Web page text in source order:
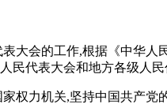
大会的工作,根据《中华
民代表大会和地方各级人
权力机关,坚持中国共产党